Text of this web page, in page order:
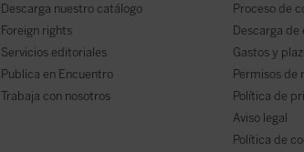
Descarga nuestro catálogo
Foreign rights
Servicios editoriales
Publica en Encuentro
Trabaja con nosotros
Proceso de
Descarga de
Gastos y
Permisos de
Política de
Aviso legal
Política de